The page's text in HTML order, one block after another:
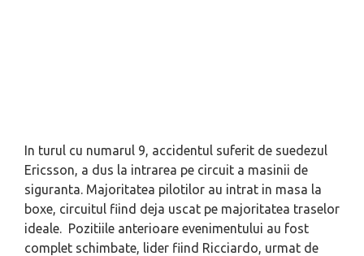
In turul cu numarul 9, accidentul suferit de suedezul
Ericsson, a dus la intrarea pe circuit a masinii de
siguranta. Majoritatea pilotilor au intrat in masa la
boxe, circuitul fiind deja uscat pe majoritatea traselor
ideale. Pozitiile anterioare evenimentului au fost
complet schimbate, lider fiind Ricciardo, urmat de